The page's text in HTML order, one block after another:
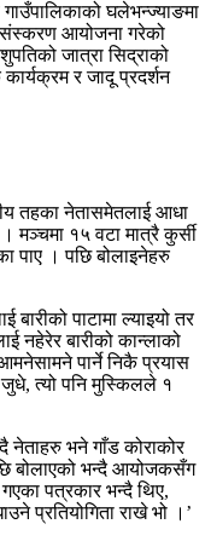
घलेभन्ज्याङमा
संस्करण आयोजना गरेको
जात्रा सिद्राको
र जादू प्रदर्शन
तहका नेतासमेतलाई आधा
१५ वटा मात्रै कुर्सी
पाए । पछि बोलाइनेहरु
पाटामा ल्याइयो तर
नहेरेर बारीको कान्लाको
पार्ने निकै प्रयास
त्यो पनि मुस्किलले १
नेताहरु भने गाँड कोराकोर
बोलाएको भन्दै आयोजकसँग
पत्रकार भन्दै थिए,
प्रतियोगिता राखे भो ।’